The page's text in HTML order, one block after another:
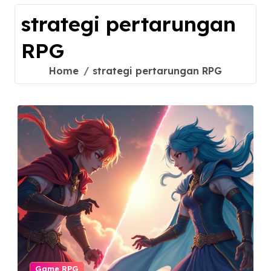
strategi pertarungan
RPG
Home strategi pertarungan RPG
Game RPG